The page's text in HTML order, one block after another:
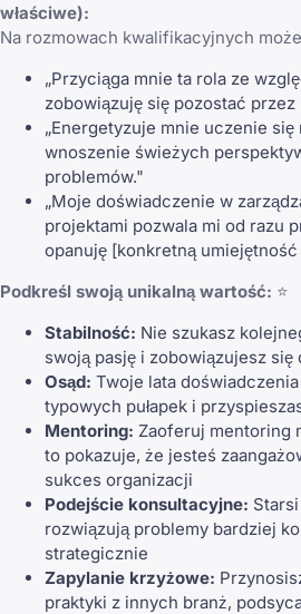
właściwe):
Na rozmowach kwalifikacyjnych
„Przyciąga mnie ta rola ze
zobowiązuję się pozostać przez
„Energetyzuje mnie uczenie
wnoszenie świeżych
problemów."
„Moje doświadczenie w
projektami pozwala mi od razu
opanuję [konkretną
Podkreśl swoją unikalną wartość: ⭐
Stabilność: Nie szukasz
swoją pasję i zobowiązujesz się
Osąd: Twoje lata
typowych pułapek i
Mentoring: Zaoferuj mentoring
to pokazuje, że jesteś
sukces organizacji
Podejście konsultacyjne:
rozwiązują problemy bardziej
strategicznie
Zapylanie krzyżowe:
praktyki z innych branż,